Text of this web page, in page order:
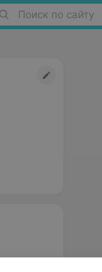
Поиск по сайту